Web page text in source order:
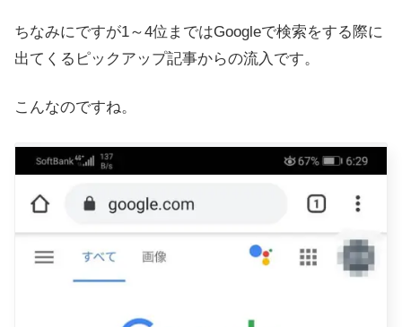
ちなみにですが1～4位まではGoogleで検索をする際に
出てくるピックアップ記事からの流入です。
こんなのですね。